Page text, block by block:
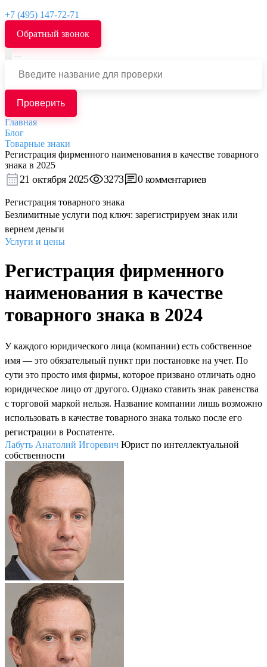
+7 (495) 147-72-71
Обратный звонок
Проверить
Главная
Блог
Товарные знаки
Регистрация фирменного наименования в качестве товарного
знака в 2025
21 октября 2025 3273 0 комментариев
Регистрация товарного знака
Безлимитные услуги под ключ: зарегистрируем знак или
вернем деньги
Услуги и цены
Регистрация фирменного
наименования в качестве
товарного знака в 2024
У каждого юридического лица (компании) есть собственное
имя — это обязательный пункт при постановке на учет. По
сути это просто имя фирмы, которое призвано отличать одно
юридическое лицо от другого. Однако ставить знак равенства
с торговой маркой нельзя. Название компании лишь возможно
использовать в качестве товарного знака только после его
регистрации в Роспатенте.
Лабуть Анатолий Игоревич Юрист по интеллектуальной
собственности